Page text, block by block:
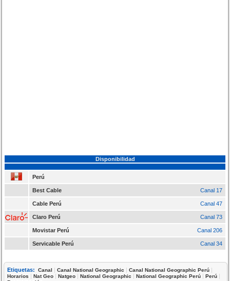
Disponibilidad
Perú
Best Cable Canal 17
Cable Perú Canal 47
Claro Perú Canal 73
Movistar Perú Canal 206
Servicable Perú Canal 34
Etiquetas: Canal |Canal National Geographic |Canal National Geographic Perú |
Horarios |Nat Geo |Natgeo |National Geographic |National Geographic Perú |Perú |